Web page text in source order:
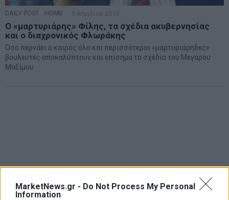
MarketNews.gr - Do Not Process My Personal
Information
DAILY POST HOME 5 Απριλίου 2019
Ο «μαρτυριάρης» Φίλης, τα σχέδια ακυβερνησίας
και ο διαχρονικός Φλωράκης
Όσο περνάει ο καιρός όλο και περισσότεροι «μαρτυριάρηδες»
βουλευτές αποκαλύπτουν και επίσημα τα σχέδια του Μεγάρου
Μαξίμου